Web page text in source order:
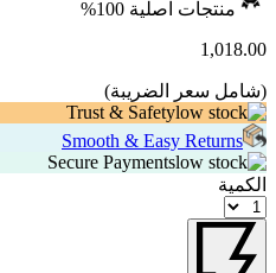
منتجات اصلية 100%
1,018.00
(شامل سعر الضريبة)
Trust & Safety
Smooth & Easy Returns
Secure Payments
الكمية